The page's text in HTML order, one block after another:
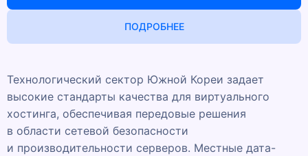
ПОДРОБНЕЕ
Технологический сектор Южной Кореи задает
высокие стандарты качества для виртуального
хостинга, обеспечивая передовые решения
в области сетевой безопасности
и производительности серверов. Местные дата-